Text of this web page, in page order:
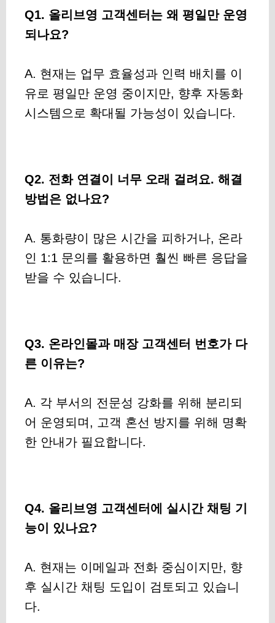
Q1. 올리브영 고객센터는 왜 평일만 운영
되나요?
A. 현재는 업무 효율성과 인력 배치를 이
유로 평일만 운영 중이지만, 향후 자동화
시스템으로 확대될 가능성이 있습니다.
Q2. 전화 연결이 너무 오래 걸려요. 해결
방법은 없나요?
A. 통화량이 많은 시간을 피하거나, 온라
인 1:1 문의를 활용하면 훨씬 빠른 응답을
받을 수 있습니다.
Q3. 온라인몰과 매장 고객센터 번호가 다
른 이유는?
A. 각 부서의 전문성 강화를 위해 분리되
어 운영되며, 고객 혼선 방지를 위해 명확
한 안내가 필요합니다.
Q4. 올리브영 고객센터에 실시간 채팅 기
능이 있나요?
A. 현재는 이메일과 전화 중심이지만, 향
후 실시간 채팅 도입이 검토되고 있습니
다.